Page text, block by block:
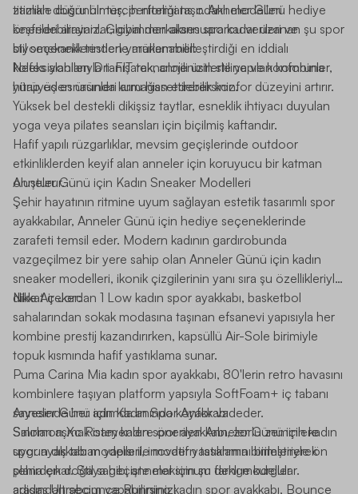
titizlikle düşünülmüş, performans odaklı modelleri
keşfedebilirsiniz. Global markaların sporcu verileri ve
biyomekanik testlerle mükemmelleştirdiği en iddialı
koleksiyonlarıyla tanışarak, annenizin stiline ve konforuna
hitap eden ürünleri armağan edebilirsiniz.
zaman doğru bir tercih niteliği taşır. Anneler Günü hediye
önerileri arayanlar, giyimden aksesuara kadar uzanan şu spor
stil seçeneklerinden yararlanabilir:
Nefes alabilen Dri-FIT teknolojili üstlerle yapılan kombinler,
yürüyüş esnasında kuru hissettirerek konfor düzeyini artırır.
Yüksek bel destekli dikişsiz taytlar, esneklik ihtiyacı duyulan
yoga veya pilates seansları için biçilmiş kaftandır.
Hafif yapılı rüzgarlıklar, mevsim geçişlerinde outdoor
etkinliklerden keyif alan anneler için koruyucu bir katman
oluşturur.
Anneler Günü için Kadın Sneaker Modelleri
Şehir hayatının ritmine uyum sağlayan estetik tasarımlı spor
ayakkabılar, Anneler Günü için hediye seçeneklerinde
zarafeti temsil eder. Modern kadının gardırobunda
vazgeçilmez bir yere sahip olan Anneler Günü için kadın
sneaker modelleri, ikonik çizgilerinin yanı sıra şu özellikleriyle
dikkat çeker:
Nike Air Jordan 1 Low kadın spor ayakkabı, basketbol
sahalarından sokak modasına taşınan efsanevi yapısıyla her
kombine prestij kazandırırken, kapsüllü Air-Sole birimiyle
topuk kısmında hafif yastıklama sunar.
Puma Carina Mia kadın spor ayakkabı, 80'lerin retro havasını
kombinlere taşıyan platform yapsıyla SoftFoam+ iç tabanı
sayesinde her adımda anında konfor vadeder.
Salomon Xc Roam kadın spor ayakkabı, zorlu zeminlere
uygun dış taban yapısı ile modern tasarımını birleştirerek
şehirden doğaya geçişte maksimum denge kurgular.
adidas Ultrabounce Running kadın spor ayakkabı, Bounce
Anneler Günü için Kadın Spor Ayakkabı
Sınırları aşmak isteyenlere önerilen Anneler Günü için kadın
spor ayakkabı modelleri, inovatif yastıklama birimleriyle ön
plana çıkar. Stil sahibi anneler için şu farklı modeller
arasından seçim yapabilirsiniz: